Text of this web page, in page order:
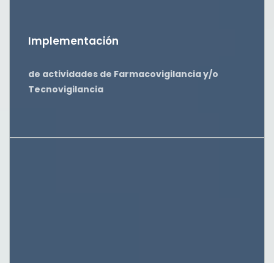
Implementación
de actividades de Farmacovigilancia y/o
Tecnovigilancia